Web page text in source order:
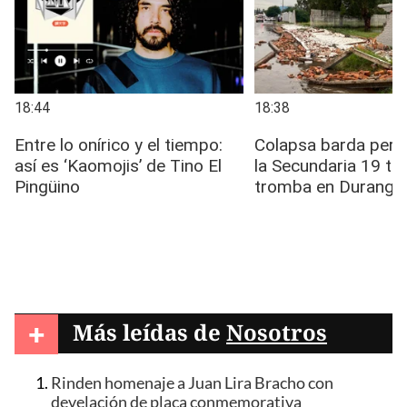
+ Más leídas de Nosotros
Rinden homenaje a Juan Lira Bracho con
develación de placa conmemorativa